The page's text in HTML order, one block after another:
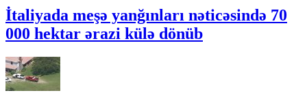
İtaliyada meşə yanğınları nəticəsində 70
000 hektar ərazi külə dönüb